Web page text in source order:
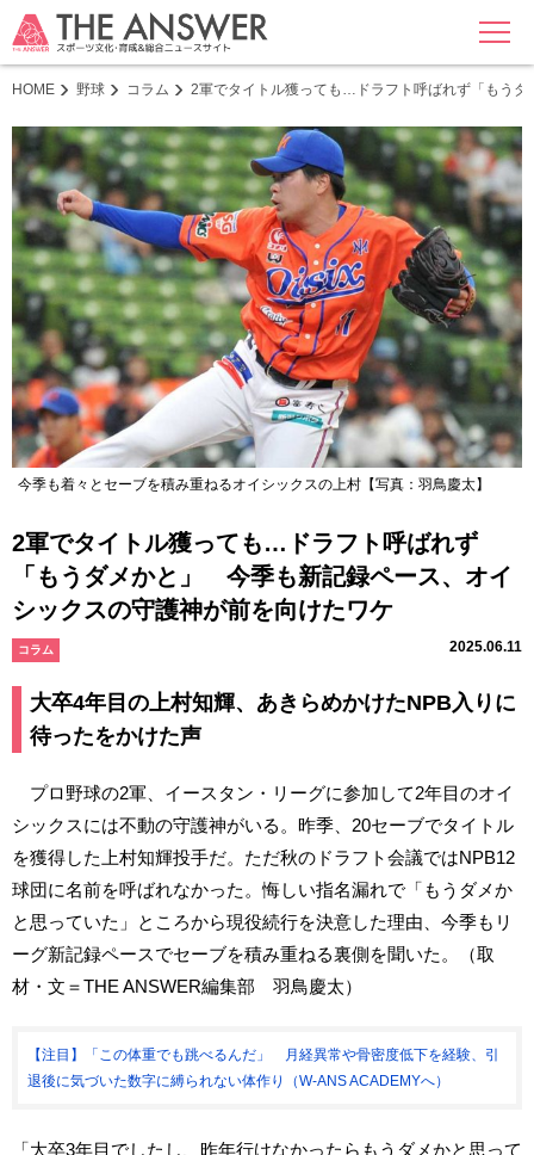
MENU
HOME 野球 コラム 2軍でタイトル獲っても…ドラフト呼ばれず「もう
今季も着々とセーブを積み重ねるオイシックスの上村【写真：羽鳥慶太】
2軍でタイトル獲っても…ドラフト呼ばれず
「もうダメかと」 今季も新記録ペース、オイ
シックスの守護神が前を向けたワケ
コラム 2025.06.11
大卒4年目の上村知輝、あきらめかけたNPB入りに
待ったをかけた声
プロ野球の2軍、イースタン・リーグに参加して2年目のオイ
シックスには不動の守護神がいる。昨季、20セーブでタイトル
を獲得した上村知輝投手だ。ただ秋のドラフト会議ではNPB12
球団に名前を呼ばれなかった。悔しい指名漏れで「もうダメか
と思っていた」ところから現役続行を決意した理由、今季もリ
ーグ新記録ペースでセーブを積み重ねる裏側を聞いた。（取
材・文＝THE ANSWER編集部 羽鳥慶太）
【注目】「この体重でも跳べるんだ」 月経異常や骨密度低下を経験、引
退後に気づいた数字に縛られない体作り（W-ANS ACADEMYへ）
「大卒3年目でしたし、昨年行けなかったらもうダメかと思って